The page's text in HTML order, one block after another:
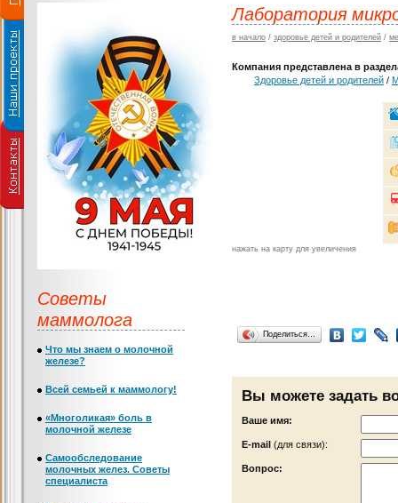
Лаборатория
в начало / здоровье детей и родителей /
Компания представлена в
Здоровье детей и родителей /
нажать на карту для увеличения
Поделиться…
Вы можете задать
Ваше имя:
Е-mail (для связи):
Вопрос:
Советы
маммолога
Что мы знаем о молочной
железе?
Всей семьей к маммологу!
«Многоликая» боль в
молочной железе
Самообследование
молочных желез. Советы
специалиста